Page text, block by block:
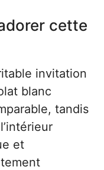
cette
invitation
blanc
tandis
et